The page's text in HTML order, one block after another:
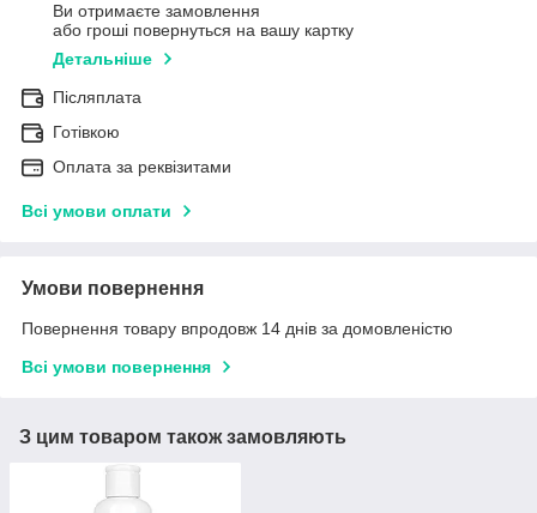
Ви отримаєте замовлення
або гроші повернуться на вашу картку
Детальніше
Післяплата
Готівкою
Оплата за реквізитами
Всі умови оплати
Умови повернення
Повернення товару впродовж 14 днів за домовленістю
Всі умови повернення
З цим товаром також замовляють